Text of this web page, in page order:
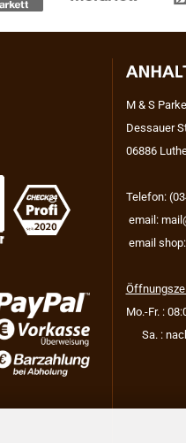
M & S
Dessauer
06886
Telefon:
email:
email shop:
Mo.-Fr. :
Sa. : nach